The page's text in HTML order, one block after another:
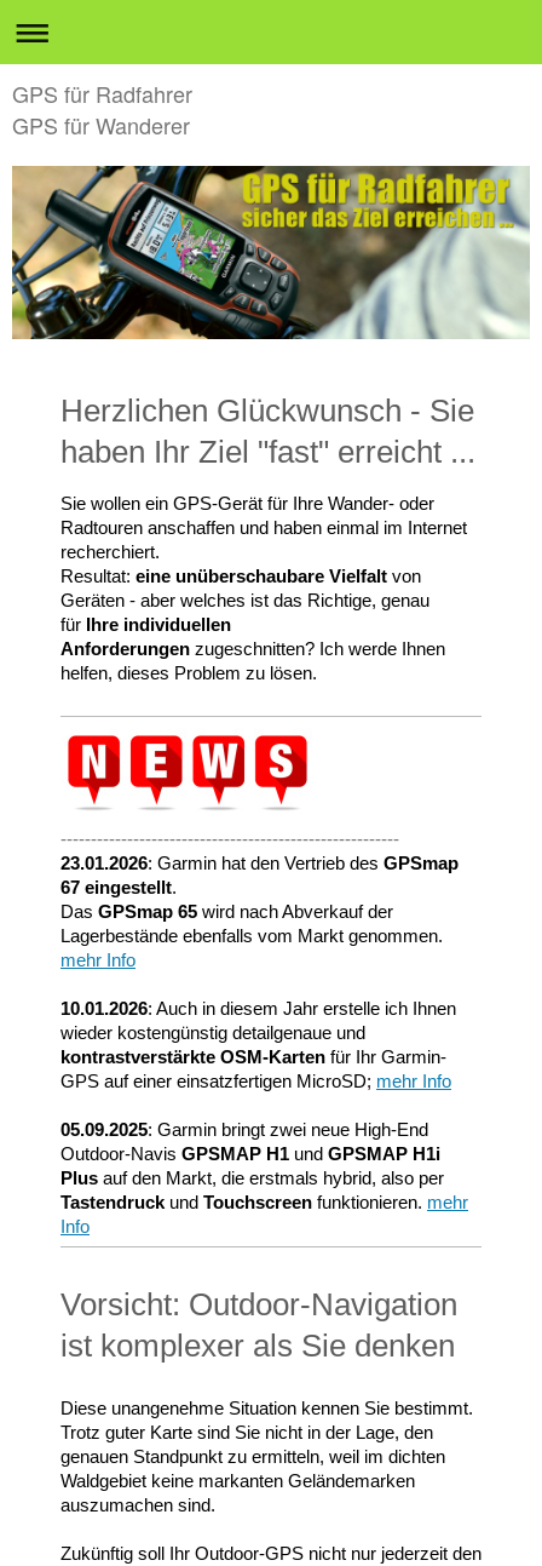
GPS für Radfahrer
GPS für Wanderer
Herzlichen Glückwunsch - Sie
haben Ihr Ziel "fast" erreicht ...
Sie wollen ein GPS-Gerät für Ihre Wander- oder
Radtouren anschaffen und haben einmal im Internet
recherchiert.
Resultat: eine unüberschaubare Vielfalt von
Geräten - aber welches ist das Richtige, genau
für Ihre individuellen
Anforderungen zugeschnitten? Ich werde Ihnen
helfen, dieses Problem zu lösen.
--------------------------------------------------------
23.01.2026: Garmin hat den Vertrieb des GPSmap
67 eingestellt.
Das GPSmap 65 wird nach Abverkauf der
Lagerbestände ebenfalls vom Markt genommen.
mehr Info
10.01.2026: Auch in diesem Jahr erstelle ich Ihnen
wieder kostengünstig detailgenaue und
kontrastverstärkte OSM-Karten für Ihr Garmin-
GPS auf einer einsatzfertigen MicroSD; mehr Info
05.09.2025: Garmin bringt zwei neue High-End
Outdoor-Navis GPSMAP H1 und GPSMAP H1i
Plus auf den Markt, die erstmals hybrid, also per
Tastendruck und Touchscreen funktionieren. mehr
Info
Vorsicht: Outdoor-Navigation
ist komplexer als Sie denken
Diese unangenehme Situation kennen Sie bestimmt.
Trotz guter Karte sind Sie nicht in der Lage, den
genauen Standpunkt zu ermitteln, weil im dichten
Waldgebiet keine markanten Geländemarken
auszumachen sind.
Zukünftig soll Ihr Outdoor-GPS nicht nur jederzeit den